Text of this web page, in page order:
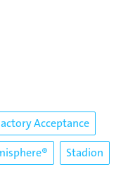
Acceptance
Stadion